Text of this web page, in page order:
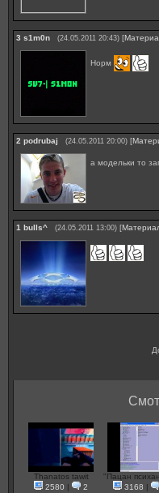
3 s1m0n (24.05.2011 20:43) [
Норм
2 podrubaj (24.05.2011 20:00) [
а модельки то
1 bulls^ (24.05.2011 13:00) [
Thanatos tawit
2580 | 2
"Пацан
3168 |